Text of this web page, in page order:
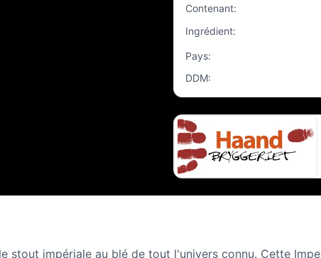
Contenant:
Ingrédient:
Pays:
DDM:
stout impériale au blé de tout l'univers connu. Cette